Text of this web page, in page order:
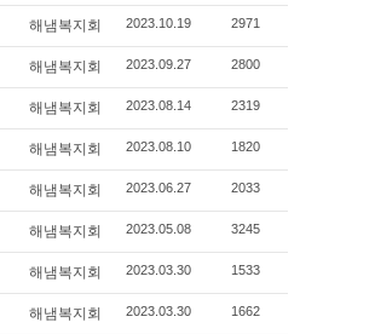
해냄복지회 2023.10.19 2971
해냄복지회 2023.09.27 2800
해냄복지회 2023.08.14 2319
해냄복지회 2023.08.10 1820
해냄복지회 2023.06.27 2033
해냄복지회 2023.05.08 3245
해냄복지회 2023.03.30 1533
해냄복지회 2023.03.30 1662